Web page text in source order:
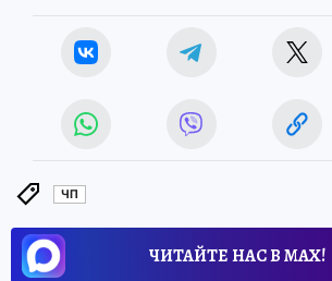
ЧП
ЧИТАЙТЕ НАС В МАХ!